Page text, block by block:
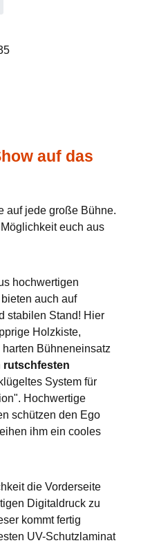
auf das
auf jede große Bühne.
euch aus
hochwertigen
auch auf
stabilen Stand! Hier
Holzkiste,
Bühneneinsatz
rutschfesten
System für
Hochwertige
schützen den Ego
ihm ein cooles
die Vorderseite
Digitaldruck zu
kommt fertig
UV-Schutzlaminat